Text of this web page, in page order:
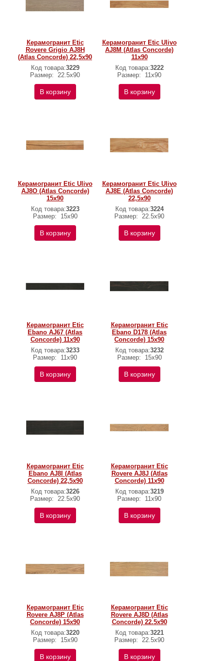
Керамогранит Etic
Rovere Grigio AJ8H
(Atlas Concorde) 22,5х90
Код товара:3229
Размер: 22.5x90
В корзину
Керамогранит Etic Ulivo
AJ8M (Atlas Concorde)
11х90
Код товара:3222
Размер:
11x90
В корзину
Керамогранит Etic Ulivo
AJ8O (Atlas Concorde)
15х90
Код товара:3223
Размер:
15x90
В корзину
Керамогранит Etic Ulivo
AJ8E (Atlas Concorde)
22,5х90
Код товара:3224
Размер: 22.5x90
В корзину
Керамогранит Etic
Ebano AJ67 (Atlas
Concorde) 11х90
Код товара:3233
Размер:
11х90
В корзину
Керамогранит Etic
Ebano D178 (Atlas
Concorde) 15х90
Код товара:3232
Размер:
15х90
В корзину
Керамогранит Etic
Ebano AJ8I (Atlas
Concorde) 22,5х90
Код товара:3226
Размер: 22.5x90
В корзину
Керамогранит Etic
Rovere AJ8J (Atlas
Concorde) 11х90
Код товара:3219
Размер:
11x90
В корзину
Керамогранит Etic
Rovere AJ8P (Atlas
Concorde) 15х90
Код товара:3220
Размер:
15x90
В корзину
Керамогранит Etic
Rovere AJ8D (Atlas
Concorde) 22.5x90
Код товара:3221
Размер: 22.5x90
В корзину